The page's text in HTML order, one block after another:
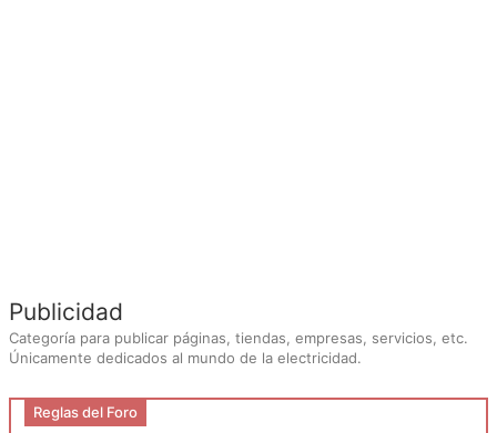
Publicidad
Categoría para publicar páginas, tiendas, empresas, servicios, etc.
Únicamente dedicados al mundo de la electricidad.
Reglas del Foro